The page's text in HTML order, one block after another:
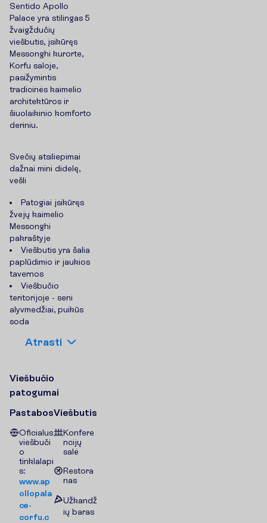
Sentido Apollo
Palace yra stilingas 5
žvaigždučių
viešbutis, įsikūręs
Messonghi kurorte,
Korfu saloje,
pasižymintis
tradicinės kaimelio
architektūros ir
šiuolaikinio komforto
deriniu.
Svečių atsiliepimai
dažnai mini didelę,
vešli
Patogiai įsikūręs
žvejų kaimelio
Messonghi
pakraštyje
Viešbutis yra šalia
paplūdimio ir jaukios
tavernos
Viešbučio
teritorijoje - seni
alyvmedžiai, puikūs
soda
Atrasti
Viešbučio
patogumai
Pastabos
Oficialus
viešbuči
o
tinklalapi
s:
www.ap
ollopala
ce-
corfu.c
Viešbutis
Konfere
ncijų
salė
Restora
nas
Užkandž
ių baras